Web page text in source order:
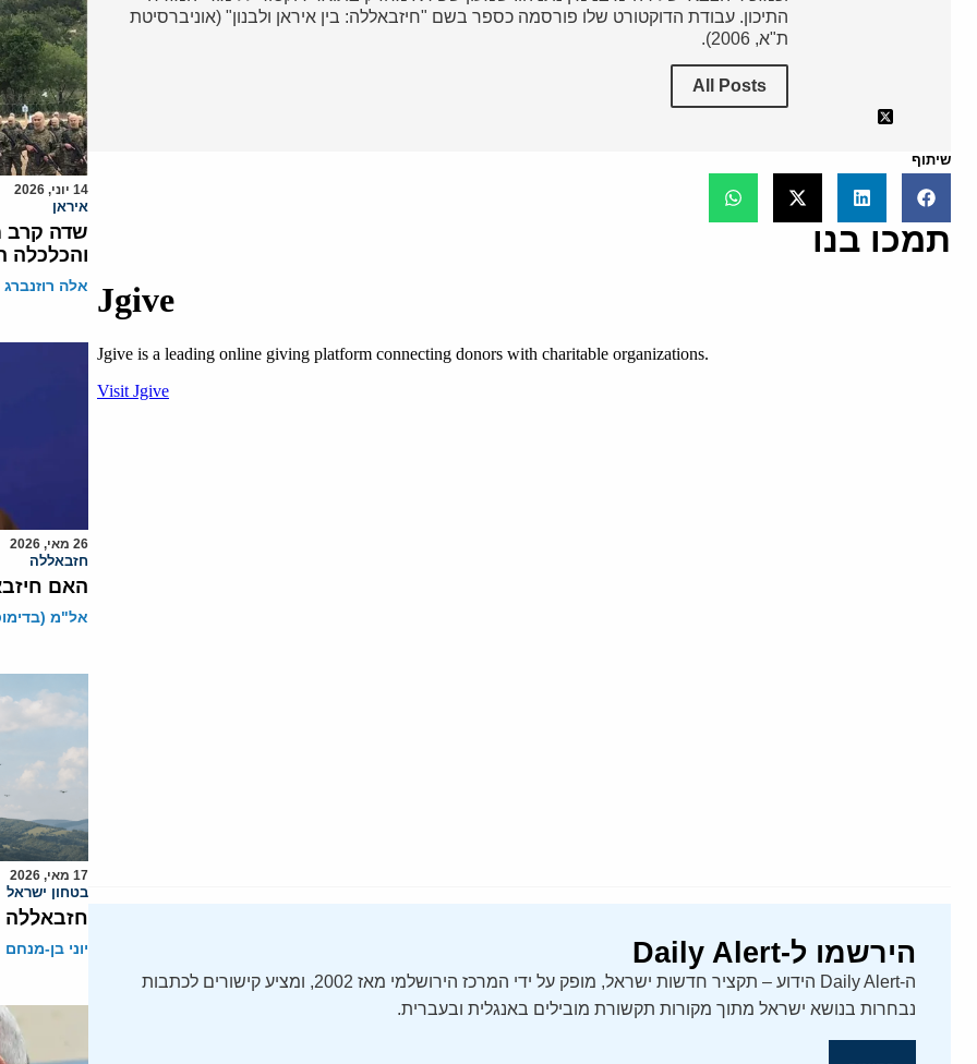
התיכון. עבודת הדוקטורט שלו פורסמה כספר בשם "חיזבאללה: בין איראן ולבנון" (אוניברסיטת
ת"א, 2006).
All Posts
שיתוף
תמכו בנו
הירשמו ל-Daily Alert
ה-Daily Alert הידוע – תקציר חדשות ישראל, מופק על ידי המרכז הירושלמי מאז 2002, ומציע קישורים לכתבות
נבחרות בנושא ישראל מתוך מקורות תקשורת מובילים באנגלית ובעברית.
14 יוני, 2026
איראן
שדה קרב
והכלכלה
אלה רוזנברג
26 מאי, 2026
חזבאללה
האם
אל"מ
17 מאי, 2026
בטחון ישראל
יוני בן-מנחם